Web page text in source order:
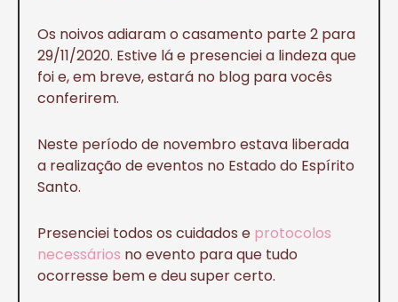
Os noivos adiaram o casamento parte 2 para
29/11/2020. Estive lá e presenciei a lindeza que
foi e, em breve, estará no blog para vocês
conferirem.
Neste período de novembro estava liberada
a realização de eventos no Estado do Espírito
Santo.
Presenciei todos os cuidados e protocolos
necessários no evento para que tudo
ocorresse bem e deu super certo.